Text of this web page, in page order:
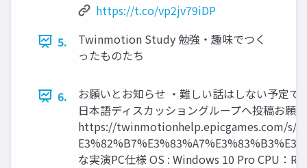
https://t.co/vp2jv79iDP
5.
Twinmotion Study 勉強・趣味でつく
ったものたち
6.
お願いとお知らせ ・難しい話はしない予定
日本語ディスカッショングループへ投稿お願
https://twinmotionhelp.epicgames.com/s/
な実演PC仕様 OS : Windows 10 Pro CPU：